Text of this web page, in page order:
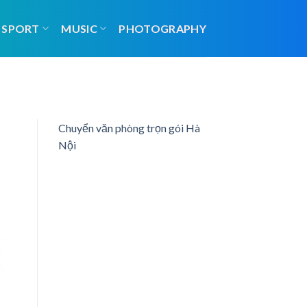
SPORT MUSIC PHOTOGRAPHY
Chuyển văn phòng trọn gói Hà
Nội